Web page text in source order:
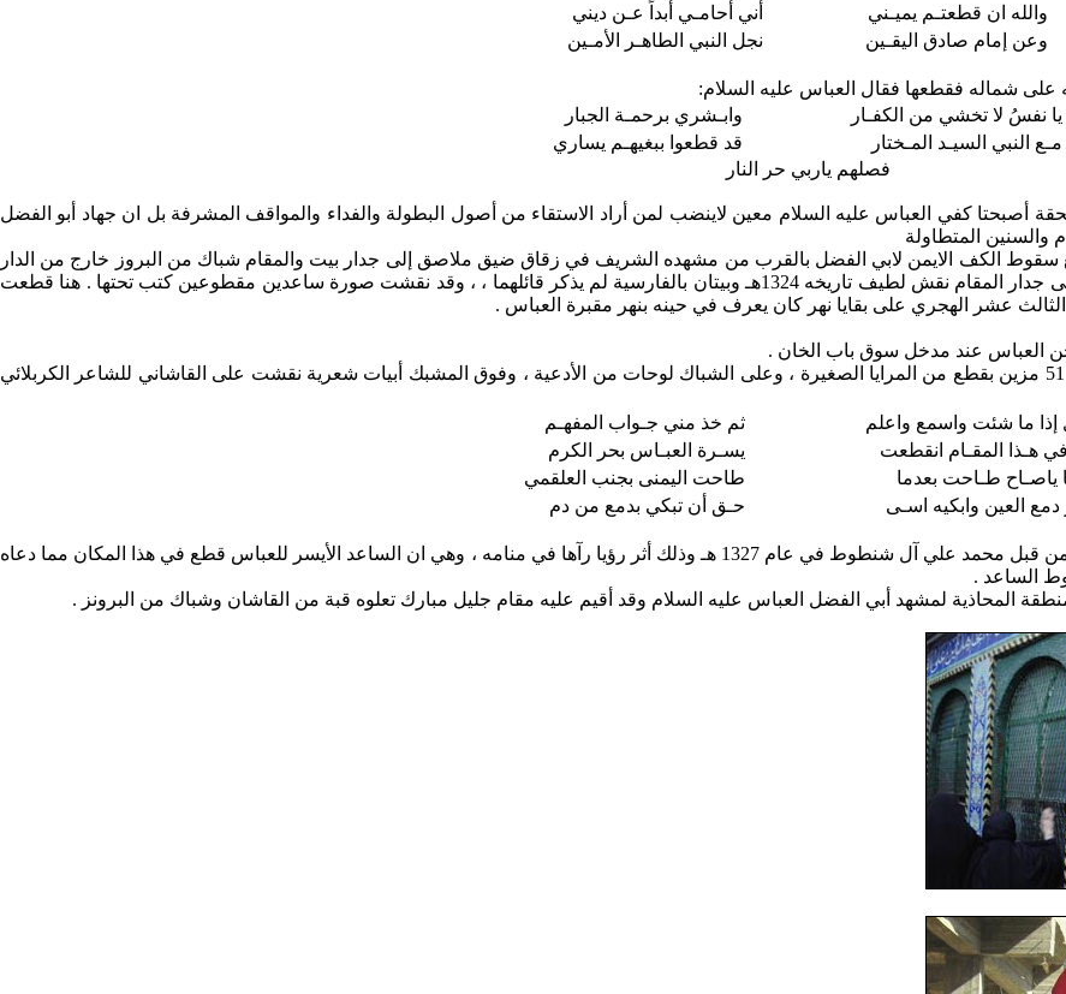
والله ان قطعتـم يميـني
أني أحامـي أبداً عـن ديني
وعن إمام صادق اليقـين
نجل النبي الطاهـر الأمـين
شماله فقطعها فقال العباس عليه السلام:
يا نفسُ لا تخشي من الكفـار
وابـشري برحمـة الجبار
مـع النبي السيـد المـختار
قد قطعوا ببغيهـم يساري
فصلهم ياربي حر النار
أصبحتا كفي العباس عليه السلام معين لاينضب لمن أراد الاستقاء من أصول البطولة والفداء والمواقف المشرفة بل ان جهاد أبو الفضل
والسنين المتطاولة
سقوط الكف الايمن لابي الفضل بالقرب من مشهده الشريف في زقاق ضيق ملاصق إلى جدار بيت والمقام شباك من البروز خارج من الدار
المرقمة 183/5 الواقعة في زقاق الصخني بالقرب من باب العلقمي . وعلى جدار المقام نقش لطيف تاريخه 1324هـ وبيتان بالفارسية لم يذكر قائلهما ، ، وقد نقشت صورة ساعدين مقطوعين كتب تحتها . هنا قطعت
عشر الهجري على بقايا نهر كان يعرف في حينه بنهر مقبرة العباس .
كان عبارة عن مشبك صغير من البرونز خارج من الدار المرقمة 52/ 51 مزين بقطع من المرايا الصغيرة ، وعلى الشباك لوحات من الأدعية ، وفوق المشبك أبيات شعرية نقشت على القاشاني للشاعر الكربلائي
ما شئت واسمع واعلم
ثم خذ مني جـواب المفهـم
هـذا المقـام انقطعت
يسـرة العبـاس بحر الكرم
ياصـاح طـاحت بعدما
طاحت اليمنى بجنب العلقمي
دمع العين وابكيه اسـى
حـق أن تبكي بدمع من دم
وتوجد صورة كف فوق المشبك المذكور ، ويحكى ان هذا المقام شيد من قبل محمد علي آل شنطوط في عام 1327 هـ وذلك أثر رؤيا رآها في منامه ، وهي ان الساعد الأيسر للعباس قطع في هذا المكان مما دعاه
الساعد .
المحاذية لمشهد أبي الفضل العباس عليه السلام وقد أقيم عليه مقام جليل مبارك تعلوه قبة من القاشان وشباك من البرونز .